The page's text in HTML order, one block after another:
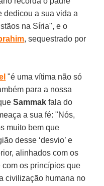
dedicou a sua vida a
na Síria", e o
, sequestrado por
"é uma vítima não só
para a nossa
Sammak fala do
a sua fé: "Nós,
muito bem que
desse ‘desvio’ e
alinhados com os
os princípios que
civilização humana no